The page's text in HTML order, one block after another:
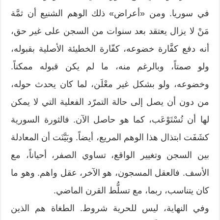
في سوريا. ومن «أعراض» ذلك الوهم الشنيع أن ثمَّة
مَنْ لا يزال يعتقد بعد سنوات من السجن على غير حق،
أنه دفع كفَّارة خضوعه، كفّارة الخطيئة الأصلية بقبوله،
ولو صمتاً، وبالرغم منه، ما لم يكن قبوله ممكناً.
وخضوعه، ولو بشكل غير معْلَن، لما كان يحدث حوله،
من دون أن يصل إلى حالة التمرّد الفعلية التي لا يمكن
لها أن تُسْتَوْعَب، كما هو حاصل الآن. فالثورة السورية
كشَفَت ابتذال هذا الوهم المريع، أيضاً. وبَيَّنَت أن المعادلة
بين السجن وتغيير الواقع، تساوي الصفر، أحياناً، مع
الأسف. فالعقل المسجون، هو الآخر، عقل واهم. وهو ما
كان يتناسب، ربما، مع تسلُّط القرن الماضي.
وفي النهاية، ليس للحرية شروط. الطغاة هم الذين